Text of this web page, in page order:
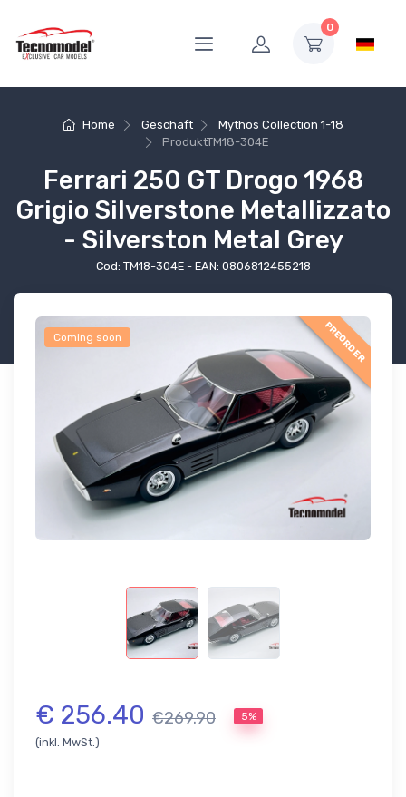
0
Home Geschäft
Mythos Collection 1-18
ProduktTM18-304E
Ferrari 250 GT Drogo 1968
Grigio Silverstone Metallizzato
- Silverston Metal Grey
Cod: TM18-304E - EAN: 0806812455218
Coming soon PREORDER
€ 256.40 €269.90 5%
(inkl. MwSt.)